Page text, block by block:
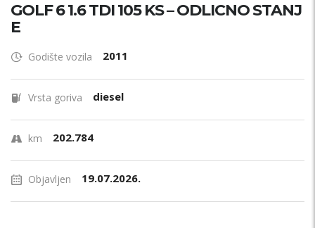
GOLF 6 1.6 TDI 105 KS – ODLICNO STANJ
E
Godište vozila 2011
Vrsta goriva diesel
km 202.784
Objavljen 19.07.2026.